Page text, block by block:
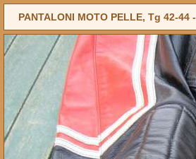
PANTALONI MOTO PELLE, Tg 42-44 -